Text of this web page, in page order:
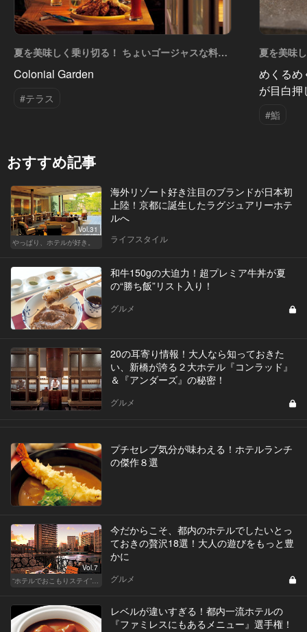
夏を美味しく乗り切る！ ちょいゴージャスな料理
Colonial Garden
#テラス
夏を美味
めくるめ
が目白押
#鮨
おすすめ記事
Vol.31
やっぱり、ホテルが好き。
海外リゾート好き注目のブランドが日本初
上陸！京都に誕生したラグジュアリーホテ
ルへ
ライフスタイル
和牛150gの大迫力！超プレミア牛丼が夏
の“勝ち飯”リスト入り！
グルメ
20の耳寄り情報！大人なら知っておきた
い、新橋が誇る２大ホテル『コンラッド』
＆『アンダーズ』の秘密！
グルメ
プチセレブ気分が味わえる！ホテルランチ
の傑作８選
Vol.7
“ホテルでおこもりステイ”が大人デートに最高の選択だ
今だからこそ、都内のホテルでしたいとっ
ておきの贅沢18選！大人の遊びをもっと豊
かに
グルメ
レベルが違いすぎる！都内一流ホテルの
『ファミレスにもあるメニュー』選手権！